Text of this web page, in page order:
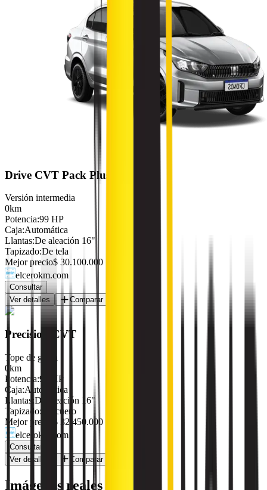
Drive CVT Pack Plus
Versión intermedia
0km
Potencia:99 HP
Caja:Automática
Llantas:De aleación 16"
Tapizado:De tela
Mejor precio$ 30.100.000
elcerokm.com
Consultar
Ver detalles
Comparar
Precision CVT
Tope de gama
0km
Potencia:99 HP
Caja:Automática
Llantas :De aleación 16"
Tapizado: De cuero
Mejor precio
$ 32.450.000
elcerokm.com
Consultar
Ver detalles
Comparar
Imágenes reales